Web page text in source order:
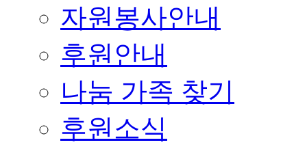
자원봉사안내
후원안내
나눔 가족 찾기
후원소식